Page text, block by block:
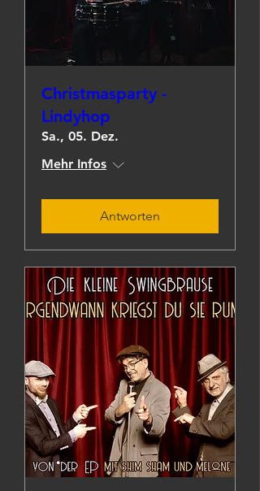
Christmasparty -
Lindyhop
Sa., 05. Dez.
Mehr Infos
Antworten